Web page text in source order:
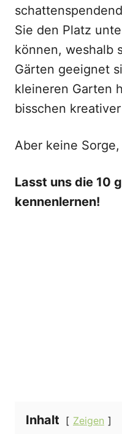
Sie den Platz
können, weshalb
Gärten geeignet
kleineren Garten
bisschen
Aber keine
Lasst uns die 10
kennenlernen!
Inhalt Zeigen